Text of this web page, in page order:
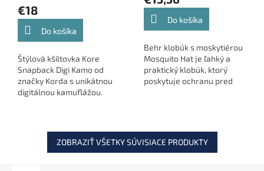
€18
Do košíka
Štýlová kšiltovka Kore
Snapback Digi Kamo od
značky Korda s unikátnou
digitálnou kamuflážou.
Do košíka
Behr klobúk s moskytiérou
Mosquito Hat je ľahký a
praktický klobúk, ktorý
poskytuje ochranu pred
ZOBRAZIŤ VŠETKY SÚVISIACE PRODUKTY